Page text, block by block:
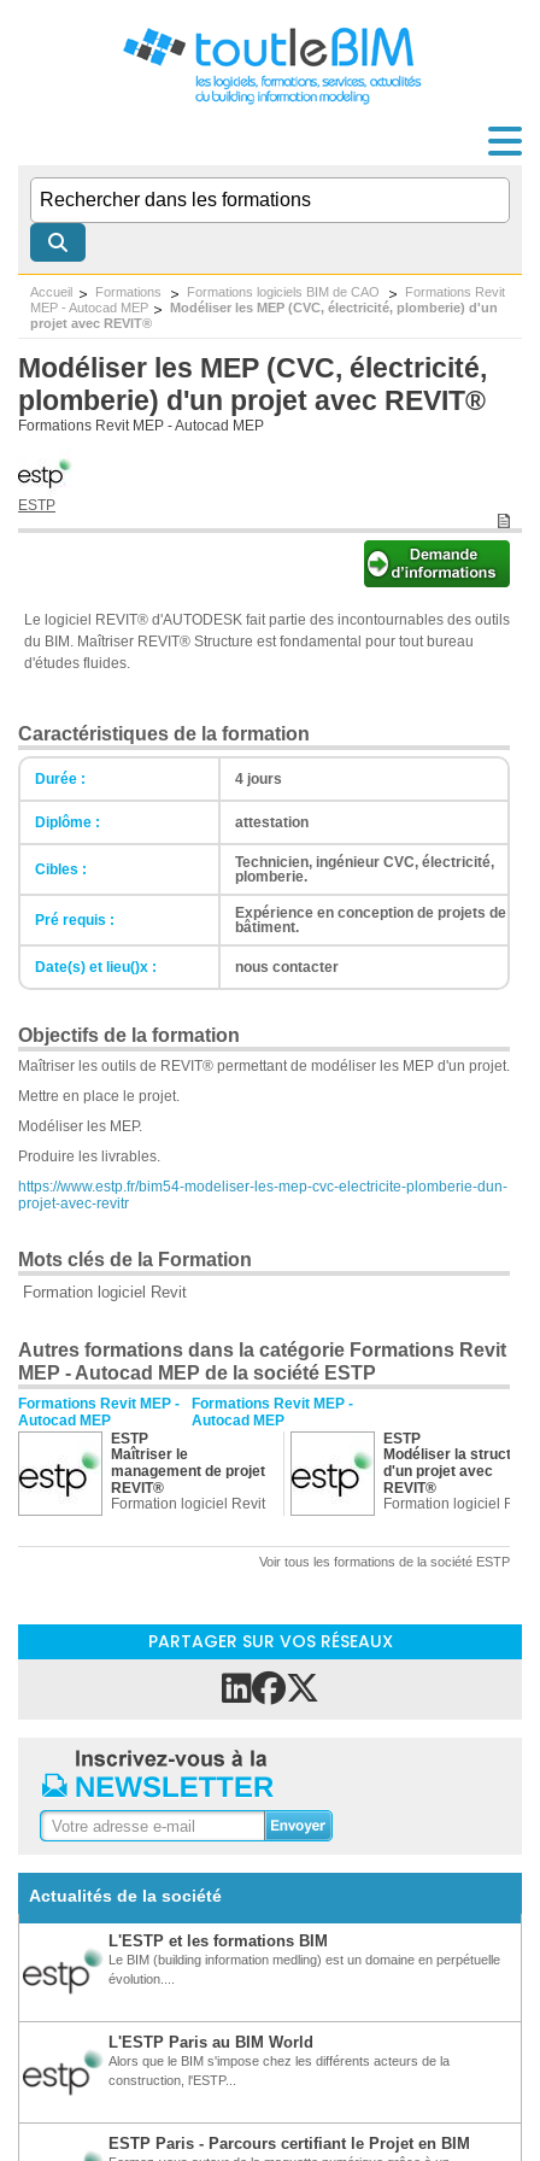
Accueil Formations Formations logiciels BIM de CAO
Formations Revit
MEP - Autocad MEP
Modéliser les MEP (CVC, électricité, plomberie) d'un
projet avec REVIT®
Modéliser les MEP (CVC, électricité,
plomberie) d'un projet avec REVIT®
Formations Revit MEP - Autocad MEP
ESTP
Le logiciel REVIT® d'AUTODESK fait partie des incontournables des outils
du BIM. Maîtriser REVIT® Structure est fondamental pour tout bureau
d'études fluides.
Caractéristiques de la formation
Durée : 4 jours
Diplôme : attestation
Cibles :
Technicien, ingénieur CVC, électricité,
plomberie.
Pré requis :
Expérience en conception de projets de
bâtiment.
Date(s) et lieu()x : nous contacter
Objectifs de la formation
Maîtriser les outils de REVIT® permettant de modéliser les MEP d'un projet.
Mettre en place le projet.
Modéliser les MEP.
Produire les livrables.
https://www.estp.fr/bim54-modeliser-les-mep-cvc-electricite-plomberie-dun-
projet-avec-revitr
Mots clés de la Formation
Formation logiciel Revit
Autres formations dans la catégorie Formations Revit
MEP - Autocad MEP de la société ESTP
Formations Revit MEP -
Autocad MEP
Formations Revit MEP -
Autocad MEP
ESTP
Maîtriser le
management de projet
REVIT®
Formation logiciel Revit
ESTP
Modéliser la structure
d'un projet avec
REVIT®
Formation logiciel Revit
Voir tous les formations de la société ESTP
PARTAGER SUR VOS RÉSEAUX
Actualités de la société
L'ESTP et les formations BIM
Le BIM (building information medling) est un domaine en perpétuelle
évolution....
L'ESTP Paris au BIM World
Alors que le BIM s'impose chez les différents acteurs de la
construction, l'ESTP...
ESTP Paris - Parcours certifiant le Projet en BIM